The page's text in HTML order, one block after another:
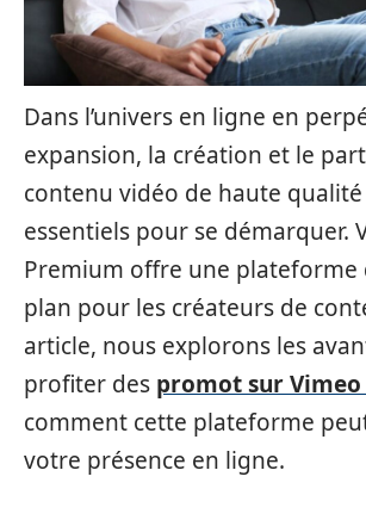
Dans l’univers en ligne en
expansion, la création et le
contenu vidéo de haute
essentiels pour se démarquer.
Premium offre une plateforme
plan pour les créateurs de
article, nous explorons les
profiter des promot sur
comment cette plateforme
votre présence en ligne.